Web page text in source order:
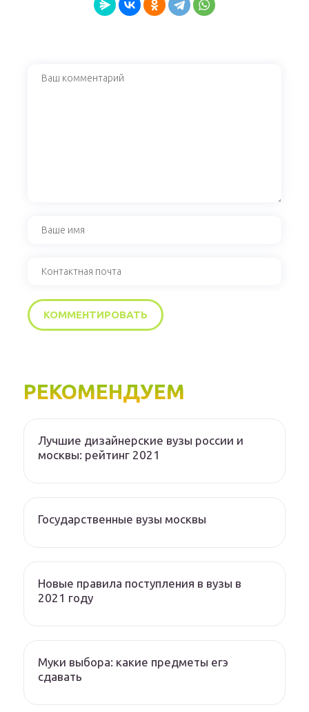
РЕКОМЕНДУЕМ
Лучшие дизайнерские вузы россии и
москвы: рейтинг 2021
Государственные вузы москвы
Новые правила поступления в вузы в
2021 году
Муки выбора: какие предметы егэ
сдавать